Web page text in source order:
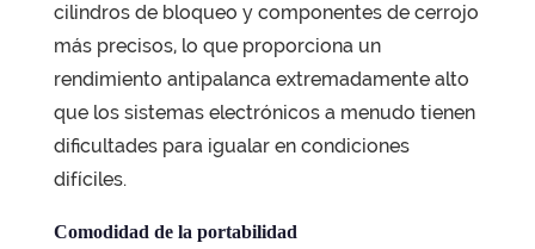
cilindros de bloqueo y componentes de cerrojo
más precisos, lo que proporciona un
rendimiento antipalanca extremadamente alto
que los sistemas electrónicos a menudo tienen
dificultades para igualar en condiciones
difíciles.
Comodidad de la portabilidad